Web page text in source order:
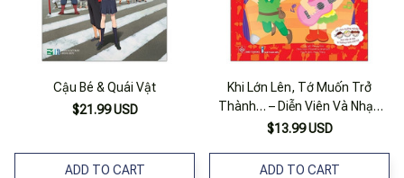
Cậu Bé & Quái Vật
$21.99 USD
ADD TO CART
Khi Lớn Lên, Tớ Muốn Trở
Thành… – Diễn Viên Và Nhạc
Công
$13.99 USD
ADD TO CART